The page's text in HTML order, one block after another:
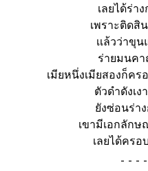
เลยได้ร่า
เพราะติดสิ
เเล้วว่าขุ
ร่ายมนคา
เมียหนึ่งเมียสองก็คร
ตัวดำดังเง
ยังซ่อนร่า
เขามีเอกลัก
เลยได้ครอ